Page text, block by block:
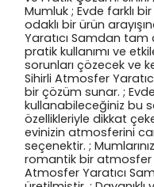
Mumluk ; Evde farklı
odaklı bir ürün
Yaratıcı Samdan
pratik kullanımı ve
sorunları çözecek ve
Sihirli Atmosfer
bir çözüm sunar. ;
kullanabileceğiniz bu
özellikleriyle dikkat
evinizin atmosferini
seçenektir. ;
romantik bir atmosfer
Atmosfer Yaratıcı